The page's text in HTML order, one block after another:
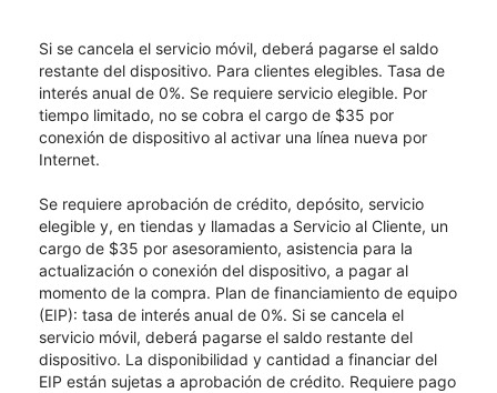
Si se cancela el servicio móvil, deberá pagarse el saldo
restante del dispositivo. Para clientes elegibles. Tasa de
interés anual de 0%. Se requiere servicio elegible. Por
tiempo limitado, no se cobra el cargo de $35 por
conexión de dispositivo al activar una línea nueva por
Internet.
Se requiere aprobación de crédito, depósito, servicio
elegible y, en tiendas y llamadas a Servicio al Cliente, un
cargo de $35 por asesoramiento, asistencia para la
actualización o conexión del dispositivo, a pagar al
momento de la compra. Plan de financiamiento de equipo
(EIP): tasa de interés anual de 0%. Si se cancela el
servicio móvil, deberá pagarse el saldo restante del
dispositivo. La disponibilidad y cantidad a financiar del
EIP están sujetas a aprobación de crédito. Requiere pago